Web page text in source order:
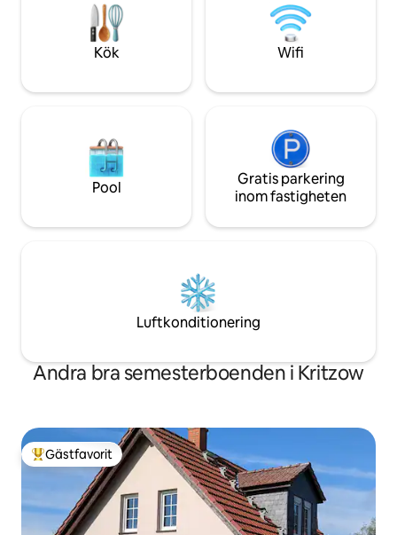
lockar nyfikna blickar
oförglömlig
Mecklenburg-
Kök Wifi
Pool
Gratis parkering
inom fastigheten
Luftkonditionering
Andra bra semesterboenden i Kritzow
Populär gästfavorit
Gästfavorit